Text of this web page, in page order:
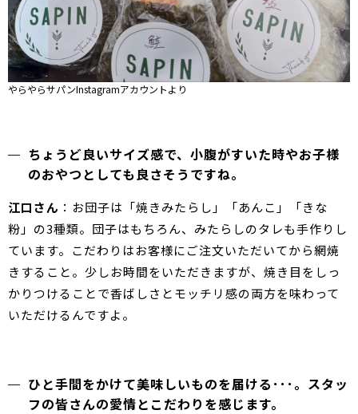
やらやらサパンInstagramアカウントより
ちょうど良いサイズ感で、小腹がすいた時やお子様
のおやつとしても良さそうですね。
江口さん ：お団子は「焼きみたらし」「あんこ」「きな
粉」の3種類。団子はもちろん、みたらしのタレも手作りし
ています。こだわりはお客様にご注文いただいてから網焼
きすること。少しお時間をいただきますが、焼き目をしっ
かりつけることで香ばしさとモッチリ感の両方を味わって
いただけるんですよ。
ひと手間をかけて美味しいものを届ける･･･。スタッ
フの皆さんの愛情とこだわりを感じます。